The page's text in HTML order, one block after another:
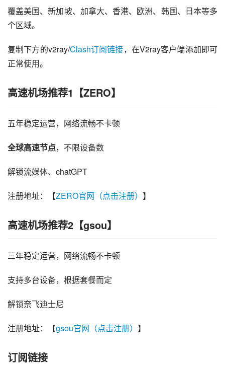
覆盖美国、新加坡、加拿大、香港、欧洲、韩国、日本等多
个区域。
复制下方的v2ray/Clash订阅链接，在V2ray客户端添加即可
正常使用。
高速机场推荐1【ZERO】
五年稳定运营，网络流畅不卡顿
全球高速节点，不限设备数
解锁流媒体、chatGPT
注册地址：【ZERO官网（点击注册） 】
高速机场推荐2【gsou】
三年稳定运营，网络流畅不卡顿
支持多台设备，根据套餐而定
解锁奈飞迪士尼
注册地址：【gsou官网（点击注册） 】
订阅链接